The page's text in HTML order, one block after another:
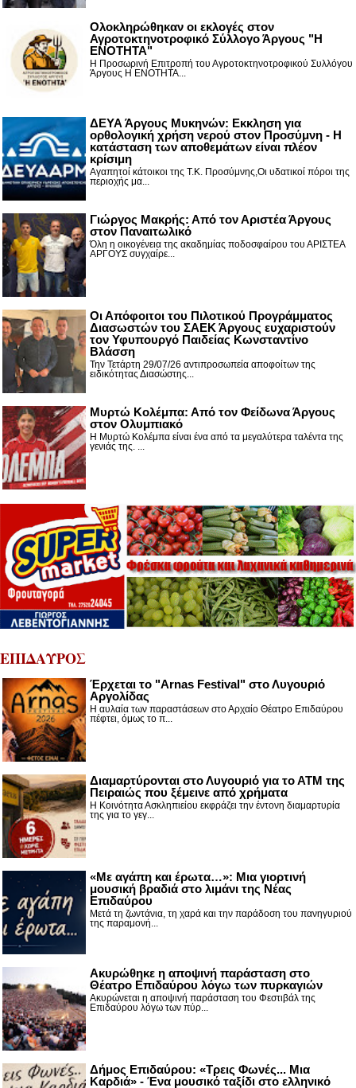
Ολοκληρώθηκαν οι εκλογές στον
Αγροτοκτηνοτροφικό Σύλλογο Άργους "Η
ΕΝΟΤΗΤΑ"
Η Προσωρινή Επιτροπή του Αγροτοκτηνοτροφικού Συλλόγου
Άργους Η ΕΝΟΤΗΤΑ...
ΔΕΥΑ Άργους Μυκηνών: Εκκληση για
ορθολογική χρήση νερού στον Προσύμνη - Η
κατάσταση των αποθεμάτων είναι πλέον
κρίσιμη
Αγαπητοί κάτοικοι της Τ.Κ. Προσύμνης,Οι υδατικοί πόροι της
περιοχής μα...
Γιώργος Μακρής: Από τον Αριστέα Άργους
στον Παναιτωλικό
Όλη η οικογένεια της ακαδημίας ποδοσφαίρου του ΑΡΙΣΤΕΑ
ΑΡΓΟΥΣ συγχαίρε...
Οι Απόφοιτοι του Πιλοτικού Προγράμματος
Διασωστών του ΣΑΕΚ Άργους ευχαριστούν
τον Υφυπουργό Παιδείας Κωνσταντίνο
Βλάσση
Την Τετάρτη 29/07/26 αντιπροσωπεία αποφοίτων της
ειδικότητας Διασώστης...
Μυρτώ Κολέμπα: Από τον Φείδωνα Άργους
στον Ολυμπιακό
Η Μυρτώ Κολέμπα είναι ένα από τα μεγαλύτερα ταλέντα της
γενιάς της. ...
ΕΠΙΔΑΥΡΟΣ
Έρχεται το "Arnas Festival" στο Λυγουριό
Αργολίδας
Η αυλαία των παραστάσεων στο Αρχαίο Θέατρο Επιδαύρου
πέφτει, όμως το π...
Διαμαρτύρονται στο Λυγουριό για το ΑΤΜ της
Πειραιώς που ξέμεινε από χρήματα
Η Κοινότητα Ασκληπιείου εκφράζει την έντονη διαμαρτυρία
της για το γεγ...
«Με αγάπη και έρωτα…»: Μια γιορτινή
μουσική βραδιά στο λιμάνι της Νέας
Επιδαύρου
Μετά τη ζωντάνια, τη χαρά και την παράδοση του πανηγυριού
της παραμονή...
Ακυρώθηκε η αποψινή παράσταση στο
Θέατρο Επιδαύρου λόγω των πυρκαγιών
Ακυρώνεται η αποψινή παράσταση του Φεστιβάλ της
Επιδαύρου λόγω των πύρ...
Δήμος Επιδαύρου: «Τρεις Φωνές... Μια
Καρδιά» - Ένα μουσικό ταξίδι στο ελληνικό